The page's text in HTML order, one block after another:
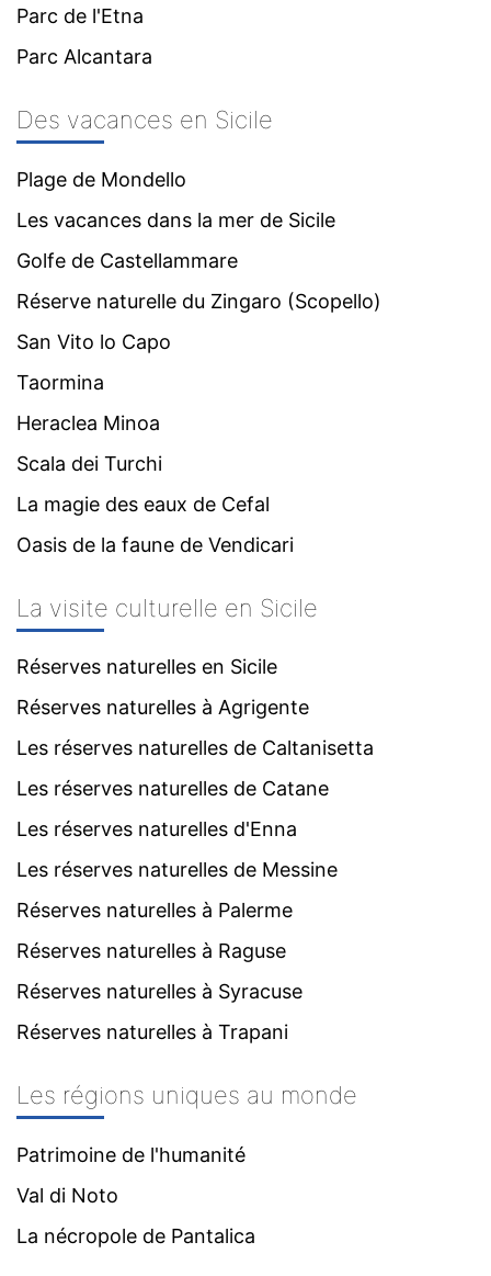
Parc de l'Etna
Parc Alcantara
Des vacances en Sicile
Plage de Mondello
Les vacances dans la mer de Sicile
Golfe de Castellammare
Réserve naturelle du Zingaro (Scopello)
San Vito lo Capo
Taormina
Heraclea Minoa
Scala dei Turchi
La magie des eaux de Cefal
Oasis de la faune de Vendicari
La visite culturelle en Sicile
Réserves naturelles en Sicile
Réserves naturelles à Agrigente
Les réserves naturelles de Caltanisetta
Les réserves naturelles de Catane
Les réserves naturelles d'Enna
Les réserves naturelles de Messine
Réserves naturelles à Palerme
Réserves naturelles à Raguse
Réserves naturelles à Syracuse
Réserves naturelles à Trapani
Les régions uniques au monde
Patrimoine de l'humanité
Val di Noto
La nécropole de Pantalica